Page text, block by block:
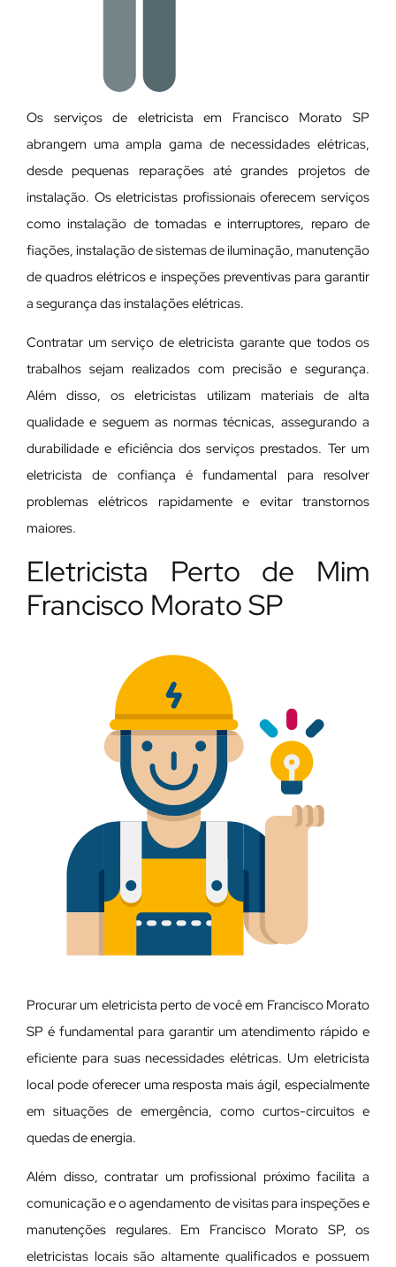
Os serviços de eletricista em Francisco Morato SP
abrangem uma ampla gama de necessidades elétricas,
desde pequenas reparações até grandes projetos de
instalação. Os eletricistas profissionais oferecem serviços
como instalação de tomadas e interruptores, reparo de
fiações, instalação de sistemas de iluminação, manutenção
de quadros elétricos e inspeções preventivas para garantir
a segurança das instalações elétricas.
Contratar um serviço de eletricista garante que todos os
trabalhos sejam realizados com precisão e segurança.
Além disso, os eletricistas utilizam materiais de alta
qualidade e seguem as normas técnicas, assegurando a
durabilidade e eficiência dos serviços prestados. Ter um
eletricista de confiança é fundamental para resolver
problemas elétricos rapidamente e evitar transtornos
maiores.
Eletricista Perto de Mim
Francisco Morato SP
Procurar um eletricista perto de você em Francisco Morato
SP é fundamental para garantir um atendimento rápido e
eficiente para suas necessidades elétricas. Um eletricista
local pode oferecer uma resposta mais ágil, especialmente
em situações de emergência, como curtos-circuitos e
quedas de energia.
Além disso, contratar um profissional próximo facilita a
comunicação e o agendamento de visitas para inspeções e
manutenções regulares. Em Francisco Morato SP, os
eletricistas locais são altamente qualificados e possuem